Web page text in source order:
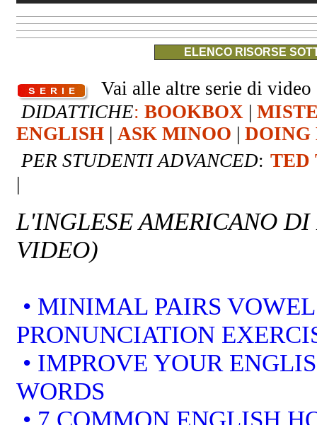
ELENCO RISORSE
Vai alle altre serie di
DIDATTICHE: BOOKBOX |
ENGLISH | ASK MINOO | DOING
PER STUDENTI ADVANCED: TED
|
L'INGLESE AMERICANO DI
VIDEO)
• MINIMAL PAIRS
PRONUNCIATION
• IMPROVE YOUR
WORDS